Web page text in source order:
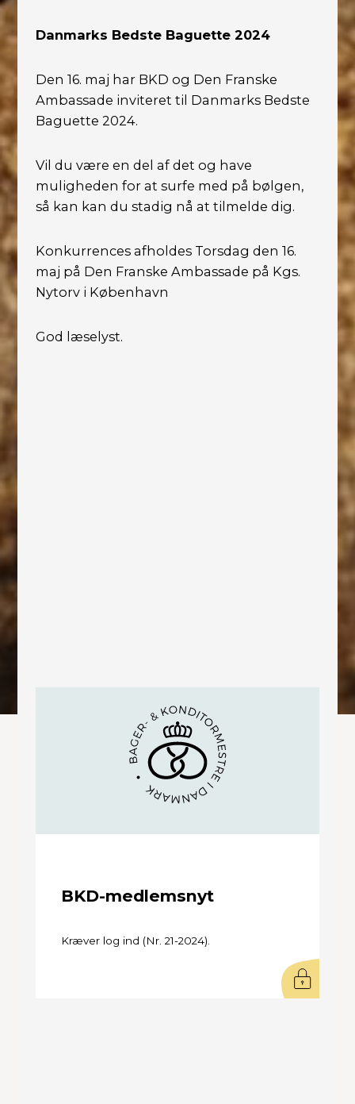
Danmarks Bedste Baguette 2024
Den 16. maj har BKD og Den Franske
Ambassade inviteret til Danmarks Bedste
Baguette 2024.
Vil du være en del af det og have
muligheden for at surfe med på bølgen,
så kan kan du stadig nå at tilmelde dig.
Konkurrences afholdes Torsdag den 16.
maj på Den Franske Ambassade på Kgs.
Nytorv i København
God læselyst.
BKD-medlemsnyt
Kræver log ind (Nr. 21-2024).